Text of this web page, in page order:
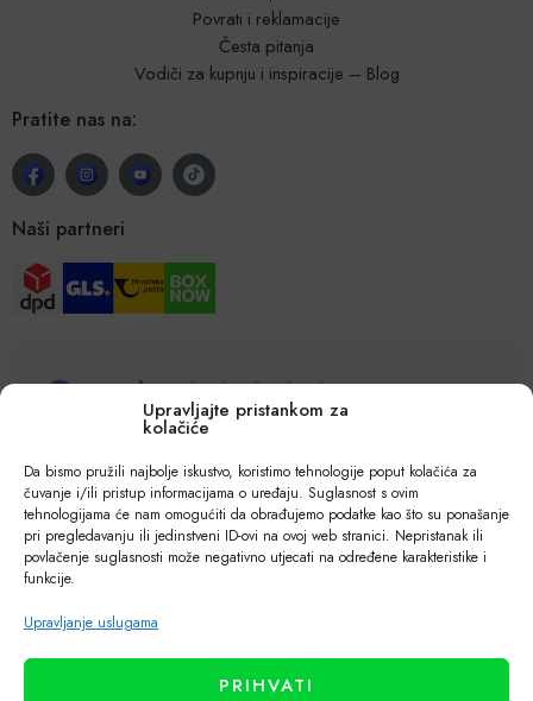
Upravljajte pristankom za
kolačiće
Da bismo pružili najbolje iskustvo, koristimo tehnologije poput kolačića za
čuvanje i/ili pristup informacijama o uređaju. Suglasnost s ovim
tehnologijama će nam omogućiti da obrađujemo podatke kao što su ponašanje
pri pregledavanju ili jedinstveni ID-ovi na ovoj web stranici. Nepristanak ili
povlačenje suglasnosti može negativno utjecati na određene karakteristike i
funkcije.
Upravljanje uslugama
PRIHVATI
Povrati i reklamacije
Česta pitanja
Vodiči za kupnju i inspiracije – Blog
Pratite nas na:
Naši partneri